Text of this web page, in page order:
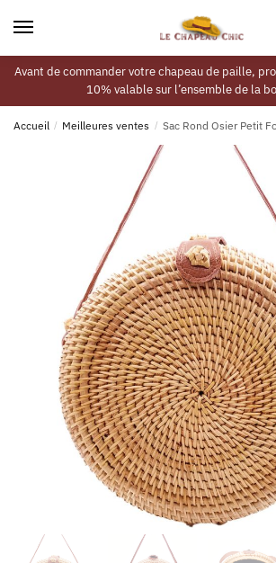
Avant de commander votre chapeau de paille,
10% valable sur l’ensemble de la
Accueil / Meilleures ventes / Sac Rond Osier Petit